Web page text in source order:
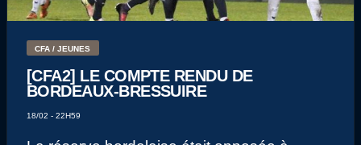
CFA / JEUNES
[CFA2] LE COMPTE RENDU DE
BORDEAUX-BRESSUIRE
18/02 - 22H59